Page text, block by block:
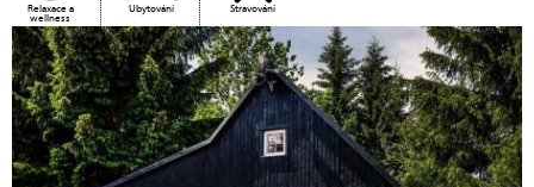
Relaxace a
wellness
Ubytování Stravování